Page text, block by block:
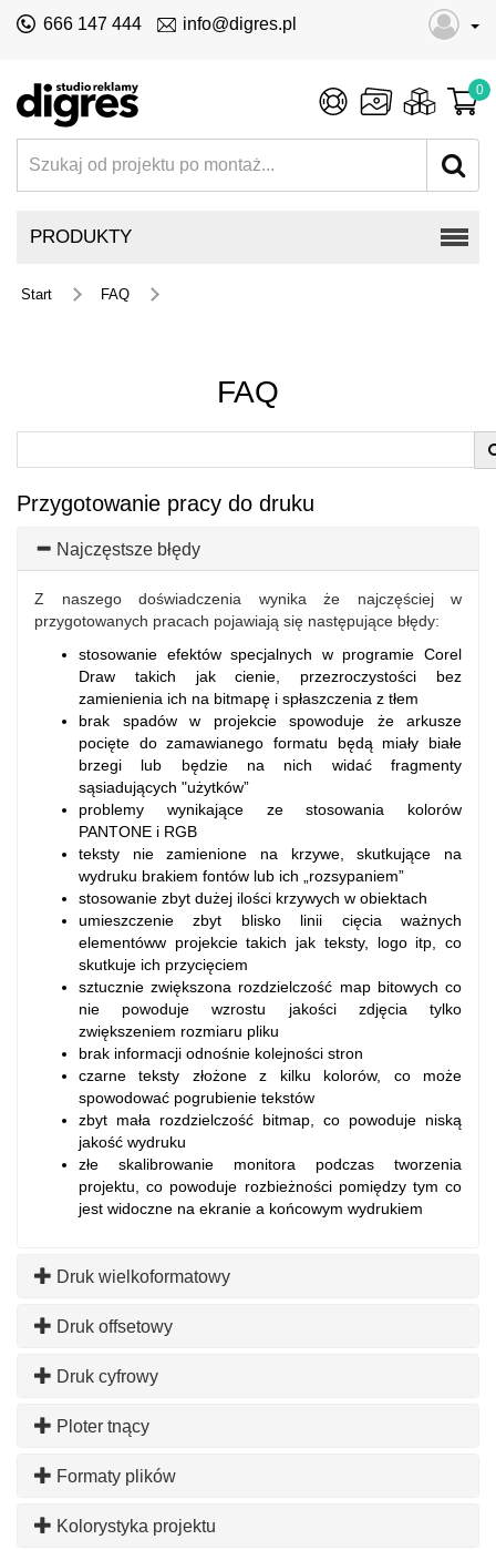
666 147 444 info@digres.pl
0
PRODUKTY
Start FAQ
FAQ
Przygotowanie pracy do druku
Najczęstsze błędy
Z naszego doświadczenia wynika że najczęściej w
przygotowanych pracach pojawiają się następujące błędy:
stosowanie efektów specjalnych w programie Corel
Draw takich jak cienie, przezroczystości bez
zamienienia ich na bitmapę i spłaszczenia z tłem
brak spadów w projekcie spowoduje że arkusze
pocięte do zamawianego formatu będą miały białe
brzegi lub będzie na nich widać fragmenty
sąsiadujących "użytków”
problemy wynikające ze stosowania kolorów
PANTONE i RGB
teksty nie zamienione na krzywe, skutkujące na
wydruku brakiem fontów lub ich „rozsypaniem”
stosowanie zbyt dużej ilości krzywych w obiektach
umieszczenie zbyt blisko linii cięcia ważnych
elementóww projekcie takich jak teksty, logo itp, co
skutkuje ich przycięciem
sztucznie zwiększona rozdzielczość map bitowych co
nie powoduje wzrostu jakości zdjęcia tylko
zwiększeniem rozmiaru pliku
brak informacji odnośnie kolejności stron
czarne teksty złożone z kilku kolorów, co może
spowodować pogrubienie tekstów
zbyt mała rozdzielczość bitmap, co powoduje niską
jakość wydruku
złe skalibrowanie monitora podczas tworzenia
projektu, co powoduje rozbieżności pomiędzy tym co
jest widoczne na ekranie a końcowym wydrukiem
Druk wielkoformatowy
Druk offsetowy
Druk cyfrowy
Ploter tnący
Formaty plików
Kolorystyka projektu